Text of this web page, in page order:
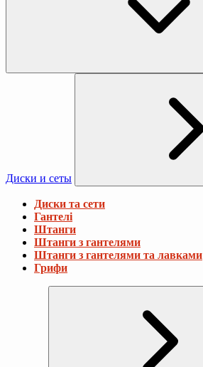
Диски и сеты
Диски та сети
Гантелі
Штанги
Штанги з гантелями
Штанги з гантелями та лавками
Грифи